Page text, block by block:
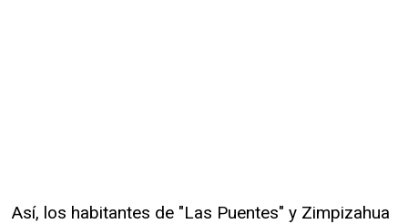
Así, los habitantes de "Las Puentes" y Zimpizahua